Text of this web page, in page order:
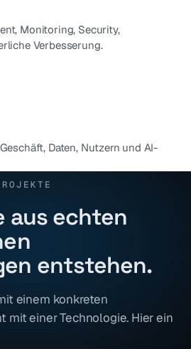
Monitoring, Security,
Verbesserung.
Daten, Nutzern und AI-
aus echten
entstehen.
einem konkreten
mit einer Technologie. Hier ein